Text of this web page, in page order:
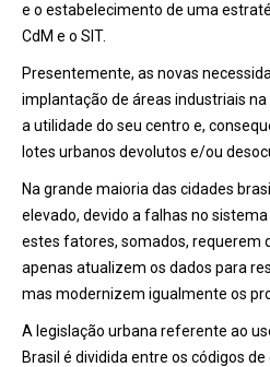
e o estabelecimento de uma
CdM e o SIT.
Presentemente, as novas
implantação de áreas industriais
a utilidade do seu centro e,
lotes urbanos devolutos e/ou
Na grande maioria das cidades
elevado, devido a falhas no
estes fatores, somados, requerem
apenas atualizem os dados para
mas modernizem igualmente os
A legislação urbana referente ao
Brasil é dividida entre os códigos